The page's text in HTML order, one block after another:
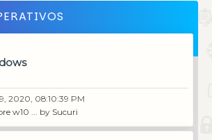
2020, 08:10:39 PM
w10 ... by Sucuri